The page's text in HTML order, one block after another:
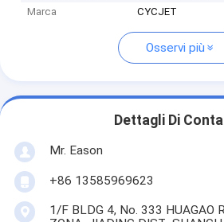
Marca
CYCJET
Osservi più
Dettagli Di
Mr. Eason
+86 13585969623
1/F BLDG 4, No. 333 HUAGAO